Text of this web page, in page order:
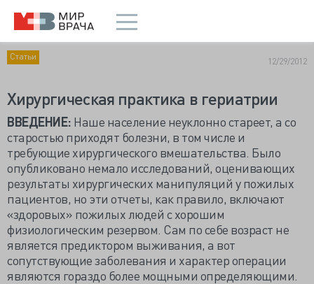
Статьи 12/29/2012
Хирургическая практика в гериатрии
ВВЕДЕНИЕ: Наше население неуклонно стареет, а со
старостью приходят болезни, в том числе и
требующие хирургического вмешательства. Было
опубликовано немало исследований, оценивающих
результаты хирургических манипуляций у пожилых
пациентов, но эти отчеты, как правило, включают
«здоровых» пожилых людей с хорошим
физиологическим резервом. Сам по себе возраст не
является предиктором выживания, а вот
сопутствующие заболевания и характер операции
являются гораздо более мощными определяющими.